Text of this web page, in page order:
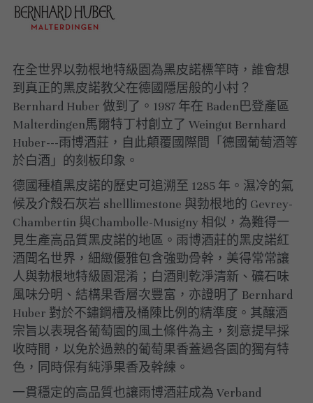
在全世界以勃根地特級園為黑皮諾標竿時，誰會想
到真正的黑皮諾教父在德國隱居般的小村？
Bernhard Huber 做到了。1987 年在 Baden巴登產區
Malterdingen馬爾特丁村創立了 Weingut Bernhard
Huber---雨博酒莊，自此顛覆國際間「德國葡萄酒等
於白酒」的刻板印象。
德國種植黑皮諾的歷史可追溯至 1285 年。濕冷的氣
候及介殼石灰岩 shelllimestone 與勃根地的 Gevrey-
Chambertin 與Chambolle-Musigny 相似，為難得一
見生產高品質黑皮諾的地區。雨博酒莊的黑皮諾紅
酒聞名世界，細緻優雅包含強勁骨幹，美得常常讓
人與勃根地特級園混淆；白酒則乾淨清新、礦石味
風味分明、結構果香層次豐富，亦證明了 Bernhard
Huber 對於不鏽鋼槽及桶陳比例的精準度。其釀酒
宗旨以表現各葡萄園的風土條件為主，刻意提早採
收時間，以免於過熟的葡萄果香蓋過各園的獨有特
色，同時保有純淨果香及幹練。
一貫穩定的高品質也讓雨博酒莊成為 Verband